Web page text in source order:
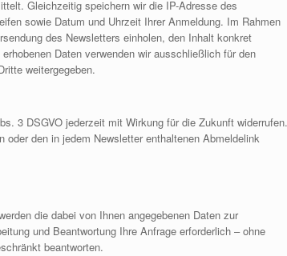
Gleichzeitig speichern wir die IP-Adresse des
sowie Datum und Uhrzeit Ihrer Anmeldung. Im Rahmen
des Newsletters einholen, den Inhalt konkret
Daten verwenden wir ausschließlich für den
weitergegeben.
3 DSGVO jederzeit mit Wirkung für die Zukunft widerrufen.
den in jedem Newsletter enthaltenen Abmeldelink
die dabei von Ihnen angegebenen Daten zur
und Beantwortung Ihre Anfrage erforderlich – ohne
beantworten.